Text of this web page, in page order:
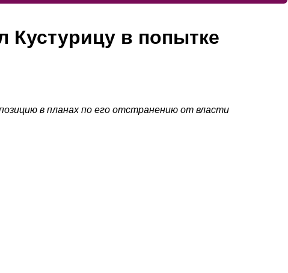
Кустурицу в попытке
в планах по его отстранению от власти